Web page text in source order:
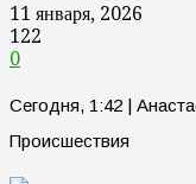
11 января, 2026
122
0
Сегодня, 1:42 |
Происшествия